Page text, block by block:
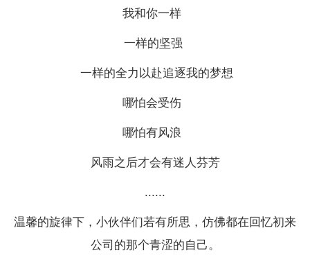
我和你一样
一样的坚强
一样的全力以赴追逐我的梦想
哪怕会受伤
哪怕有风浪
风雨之后才会有迷人芬芳
......
温馨的旋律下，小伙伴们若有所思，仿佛都在回忆初来
公司的那个青涩的自己。